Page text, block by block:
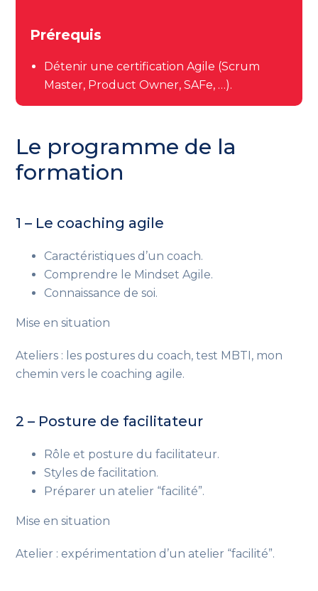
Prérequis
Détenir une certification Agile (Scrum
Master, Product Owner, SAFe, …).
Le programme de la
formation
1 – Le coaching agile
Caractéristiques d’un coach.
Comprendre le Mindset Agile.
Connaissance de soi.
Mise en situation
Ateliers : les postures du coach, test MBTI, mon
chemin vers le coaching agile.
2 – Posture de facilitateur
Rôle et posture du facilitateur.
Styles de facilitation.
Préparer un atelier “facilité”.
Mise en situation
Atelier : expérimentation d’un atelier “facilité”.